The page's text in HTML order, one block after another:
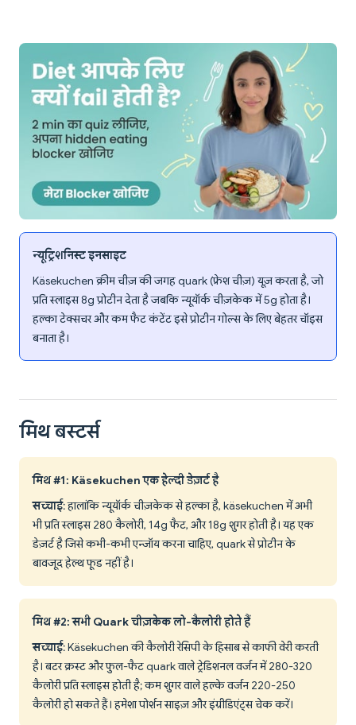
न्यूट्रिशनिस्ट इनसाइट
Käsekuchen क्रीम चीज़ की जगह quark (फ्रेश चीज़) यूज़ करता है, जो
प्रति स्लाइस 8g प्रोटीन देता है जबकि न्यूयॉर्क चीज़केक में 5g होता है।
हल्का टेक्सचर और कम फैट कंटेंट इसे प्रोटीन गोल्स के लिए बेहतर चॉइस
बनाता है।
मिथ बस्टर्स
मिथ #1: Käsekuchen एक हेल्दी डेज़र्ट है
सच्चाई: हालांकि न्यूयॉर्क चीज़केक से हल्का है, käsekuchen में अभी
भी प्रति स्लाइस 280 कैलोरी, 14g फैट, और 18g शुगर होती है। यह एक
डेज़र्ट है जिसे कभी-कभी एन्जॉय करना चाहिए, quark से प्रोटीन के
बावजूद हेल्थ फूड नहीं है।
मिथ #2: सभी Quark चीज़केक लो-कैलोरी होते हैं
सच्चाई: Käsekuchen की कैलोरी रेसिपी के हिसाब से काफी वेरी करती
है। बटर क्रस्ट और फुल-फैट quark वाले ट्रेडिशनल वर्जन में 280-320
कैलोरी प्रति स्लाइस होती है; कम शुगर वाले हल्के वर्जन 220-250
कैलोरी हो सकते हैं। हमेशा पोर्शन साइज़ और इंग्रीडिएंट्स चेक करें।